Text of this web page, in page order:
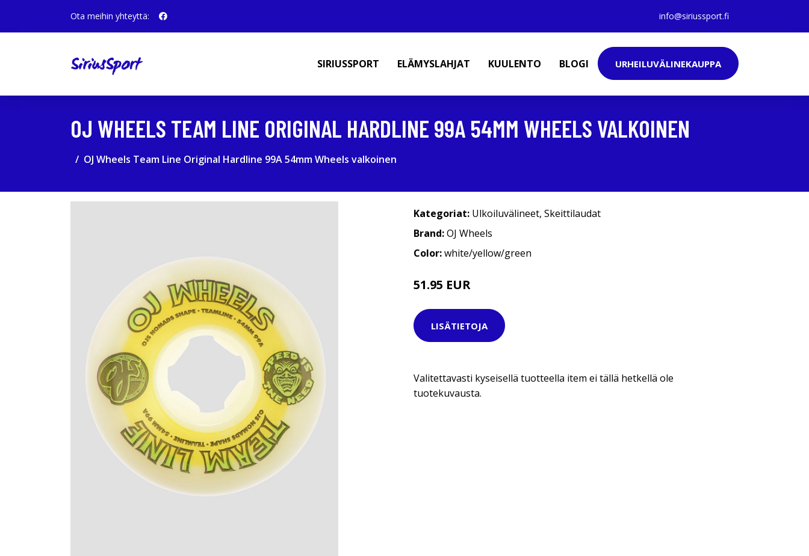
Ota meihin yhteyttä: info@siriussport.fi
SIRIUSSPORT ELÄMYSLAHJAT KUULENTO BLOGI URHEILUVÄLINEKAUPPA
OJ WHEELS TEAM LINE ORIGINAL HARDLINE 99A 54MM WHEELS VALKOINEN
OJ Wheels Team Line Original Hardline 99A 54mm Wheels valkoinen
Kategoriat: Ulkoiluvälineet, Skeittilaudat
Brand:OJ Wheels
Color:white/yellow/green
51.95 EUR
LISÄTIETOJA
Valitettavasti kyseisellä tuotteella item ei tällä hetkellä ole
tuotekuvausta.